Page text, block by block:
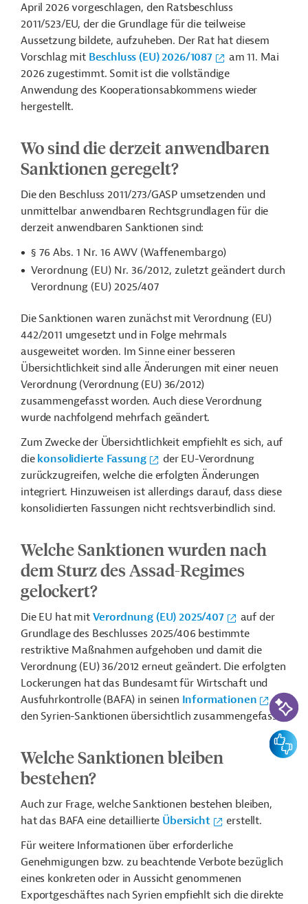
April 2026 vorgeschlagen, den Ratsbeschluss
2011/523/EU, der die Grundlage für die teilweise
Aussetzung bildete, aufzuheben. Der Rat hat diesem
Vorschlag mit Beschluss (EU) 2026/1087
am 11. Mai
2026 zugestimmt. Somit ist dievollständige
Anwendung des Kooperationsabkommens wieder
hergestellt.
Wo sind die derzeit anwendbaren
Sanktionen geregelt?
Die den Beschluss 2011/273/GASP umsetzenden und
unmittelbar anwendbaren Rechtsgrundlagen für die
derzeit anwendbaren Sanktionen sind:
§ 76 Abs. 1 Nr. 16 AWV (Waffenembargo)
Verordnung (EU) Nr. 36/2012, zuletzt geändert durch
Verordnung (EU) 2025/407
Die Sanktionen waren zunächst mit Verordnung (EU)
442/2011 umgesetzt und in Folge mehrmals
ausgeweitet worden. Im Sinne einer besseren
Übersichtlichkeit sind alle Änderungen mit einer neuen
Verordnung (Verordnung (EU) 36/2012)
zusammengefasst worden. Auch diese Verordnung
wurde nachfolgend mehrfach geändert.
Zum Zwecke der Übersichtlichkeit empfiehlt es sich, auf
die konsolidierte Fassung
der EU-Verordnung
zurückzugreifen, welche die erfolgten Änderungen
integriert. Hinzuweisen ist allerdings darauf, dass diese
konsolidierten Fassungen nicht rechtsverbindlich sind.
Welche Sanktionen wurden nach
dem Sturz des Assad-Regimes
gelockert?
Die EU hat mit Verordnung (EU) 2025/407
auf der
Grundlage des Beschlusses 2025/406 bestimmte
restriktive Maßnahmen aufgehoben und damit die
Verordnung (EU) 36/2012 erneut geändert. Die erfolgten
Lockerungen hat das Bundesamt für Wirtschaft und
Ausfuhrkontrolle (BAFA) in seinen Informationen
zu
den Syrien-Sanktionen übersichtlich zusammengefasst.
Welche Sanktionen bleiben
bestehen?
Auch zur Frage, welche Sanktionen bestehen bleiben,
hat das BAFA eine detaillierte Übersicht
erstellt.
Für weitere Informationen über erforderliche
Genehmigungen bzw. zu beachtende Verbote bezüglich
eines konkreten oder in Aussicht genommenen
Exportgeschäftes nach Syrien empfiehlt sich die direkte
KI-